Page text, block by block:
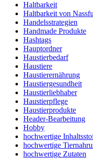
Haltbarkeit
Haltbarkeit von
Handelsstrategien
Handmade Produkte
Hashtags
Hauptordner
Haustierbedarf
Haustiere
Haustierernährung
Haustiergesundheit
Haustierliebhaber
Haustierpflege
Haustierprodukte
Header-Bearbeitung
Hobby
hochwertige
hochwertige
hochwertige Zutaten